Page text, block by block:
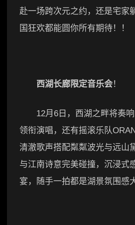
赴一场跨次元之约，还是宅家
国狂欢都能圆你所有期待！！
西湖长廊限定音乐会！
12月6日，西湖之畔将奏响
领衔演唱，还有摇滚乐队
清澈歌声搭配粼粼波光与远山
与江南诗意完美碰撞，沉浸式
宴，随手一拍都是湖景氛围感